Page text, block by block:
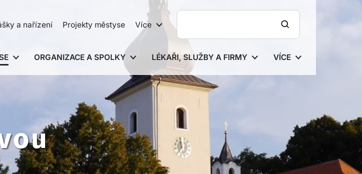
a nařízení Projekty městyse Více
ORGANIZACE A SPOLKY LÉKAŘI, SLUŽBY A FIRMY VÍCE